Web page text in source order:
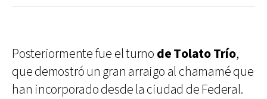
Posteriormente fue el turno de Tolato Trío,
que demostró un gran arraigo al chamamé que
han incorporado desde la ciudad de Federal.